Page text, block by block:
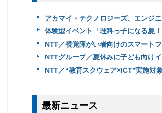
アカマイ・テクノロジーズ、エンジ
体験型イベント「理科っ子になる夏
NTT／視覚障がい者向けのスマート
NTTグループ／夏休みに子ども向け
NTT／“教育スクウェア×ICT”実施対
最新ニュース